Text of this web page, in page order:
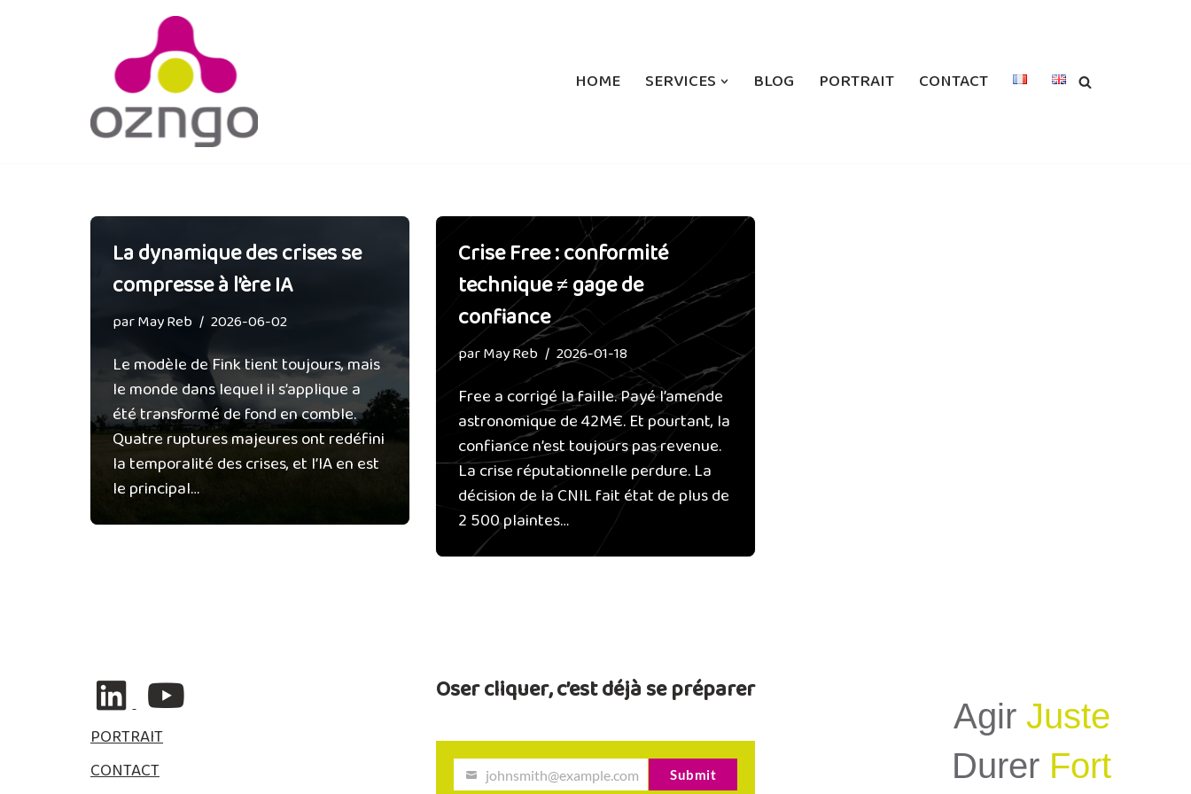
HOME SERVICES BLOG PORTRAIT CONTACT
La dynamique des crises se
compresse à l’ère IA
parMay Reb 2026-06-02
Le modèle de Fink tient toujours, mais
le monde dans lequel il s’applique a
été transformé de fond en comble.
Quatre ruptures majeures ont redéfini
la temporalité des crises, et l’IA en est
le principal…
Crise Free : conformité
technique ≠ gage de
confiance
parMay Reb 2026-01-18
Free a corrigé la faille. Payé l’amende
astronomique de 42M€. Et pourtant, la
confiance n’est toujours pas revenue.
La crise réputationnelle perdure. La
décision de la CNIL fait état de plus de
2 500 plaintes…
PORTRAIT
CONTACT
Oser cliquer, c’est déjà se préparer
Y johnsmith@example.com Submit
Agir Juste
Durer Fort